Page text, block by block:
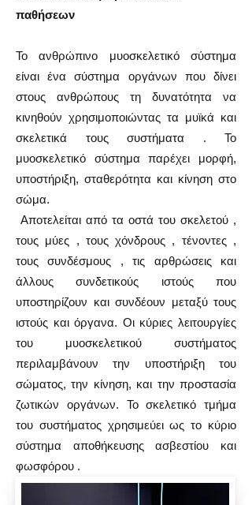
παθήσεων
Το ανθρώπινο μυοσκελετικό σύστημα
είναι ένα σύστημα οργάνων που δίνει
στους ανθρώπους τη δυνατότητα να
κινηθούν χρησιμοποιώντας τα μυϊκά και
σκελετικά τους συστήματα . Το
μυοσκελετικό σύστημα παρέχει μορφή,
υποστήριξη, σταθερότητα και κίνηση στο
σώμα.
Αποτελείται από τα οστά του σκελετού ,
τους μύες , τους χόνδρους , τένοντες ,
τους συνδέσμους , τις αρθρώσεις και
άλλους συνδετικούς ιστούς που
υποστηρίζουν και συνδέουν μεταξύ τους
ιστούς και όργανα. Οι κύριες λειτουργίες
του μυοσκελετικού συστήματος
περιλαμβάνουν την υποστήριξη του
σώματος, την κίνηση, και την προστασία
ζωτικών οργάνων. Το σκελετικό τμήμα
του συστήματος χρησιμεύει ως το κύριο
σύστημα αποθήκευσης ασβεστίου και
φωσφόρου .